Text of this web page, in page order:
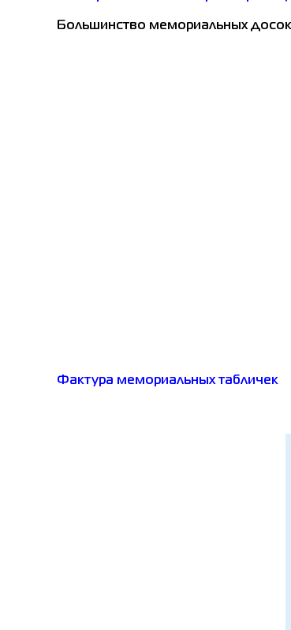
Большинство мемориальных
Фактура мемориальных табличек